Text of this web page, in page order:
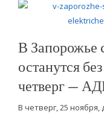
В Запорожье
останутся
четверг —
В четверг, 25